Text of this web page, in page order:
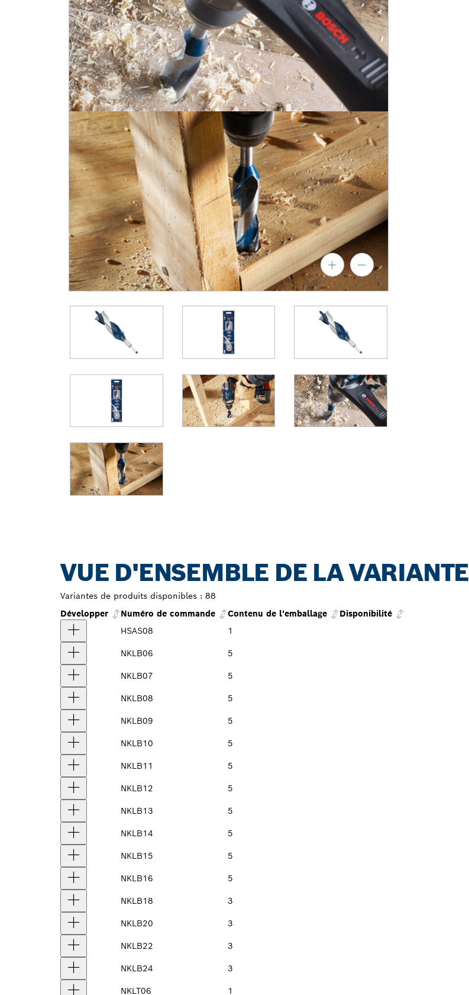
VUE D'ENSEMBLE DE LA VARIANTE
Variantes de produits disponibles : 88
Développer
Numéro de commande Contenu de l'emballage
Disponibilité
HSAS08
1
NKLB06 5
NKLB07 5
NKLB08 5
NKLB09 5
NKLB10 5
NKLB11 5
NKLB12 5
NKLB13 5
NKLB14 5
NKLB15 5
NKLB16 5
NKLB18 3
NKLB20 3
NKLB22 3
NKLB24 3
NKLT06 1